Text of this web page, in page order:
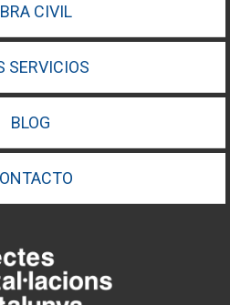
CIVIL
SERVICIOS
BLOG